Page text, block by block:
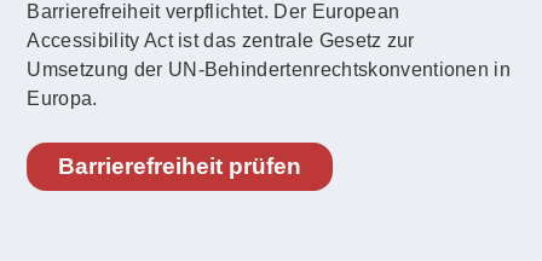
Barrierefreiheit verpflichtet. Der European
Accessibility Act ist das zentrale Gesetz zur
Umsetzung der UN-Behindertenrechtskonventionen in
Europa.
Barrierefreiheit prüfen